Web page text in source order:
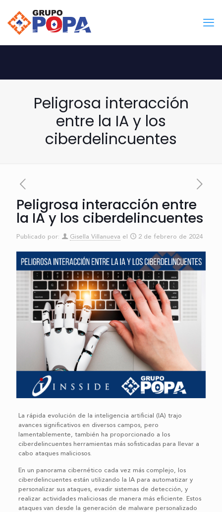
Peligrosa interacción
entre la IA y los
ciberdelincuentes
Peligrosa interacción entre
la IA y los ciberdelincuentes
Publicado por: Gisella Villanueva el 2 de febrero de 2024
La rápida evolución de la inteligencia artificial (IA) trajo
avances significativos en diversos campos, pero
lamentablemente, también ha proporcionado a los
ciberdelincuentes herramientas más sofisticadas para llevar a
cabo ataques maliciosos.
En un panorama cibernético cada vez más complejo, los
ciberdelincuentes están utilizando la IA para automatizar y
personalizar sus ataques, evadir sistemas de detección, y
realizar actividades maliciosas de manera más eficiente. Estos
ataques van desde la generación de malware personalizado